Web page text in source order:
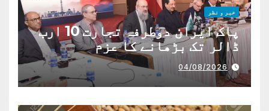
خبر و نظر
پاک ایران دوطرفہ تجارت 10 ارب
ڈالر تک بڑھانے کا عزم
04/08/2026